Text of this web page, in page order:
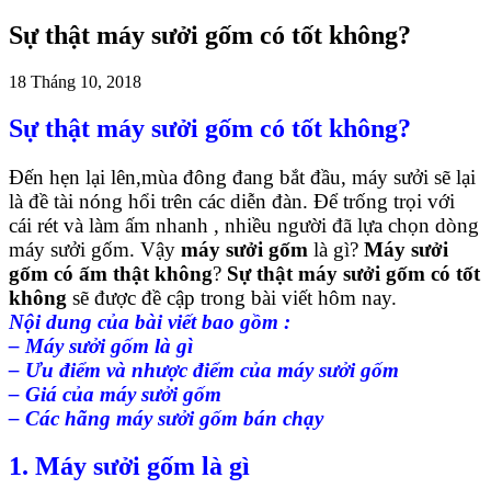
Sự thật máy sưởi gốm có tốt không?
18 Tháng 10, 2018
Sự thật máy sưởi gốm có tốt không?
Đến hẹn lại lên,mùa đông đang bắt đầu, máy sưởi sẽ lại
là đề tài nóng hổi trên các diễn đàn. Để trống trọi với
cái rét và làm ấm nhanh , nhiều người đã lựa chọn dòng
máy sưởi gốm. Vậy máy sưởi gốm là gì? Máy sưởi
gốm có ấm thật không? Sự thật máy sưởi gốm có tốt
không sẽ được đề cập trong bài viết hôm nay.
Nội dung của bài viết bao gồm :
– Máy sưởi gốm là gì
– Ưu điểm và nhược điểm của máy sưởi gốm
– Giá của máy sưởi gốm
– Các hãng máy sưởi gốm bán chạy
1. Máy sưởi gốm là gì